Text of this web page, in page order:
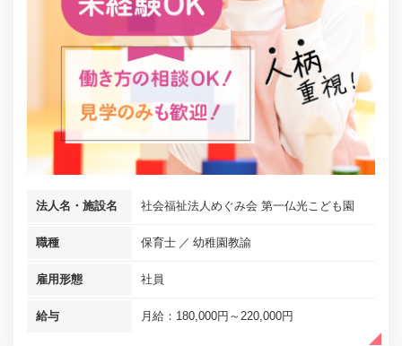
法人名・施設名 社会福祉法人めぐみ会 第一仏光こども園
職種 保育士 幼稚園教諭
雇用形態 社員
給与 月給：180,000円～220,000円